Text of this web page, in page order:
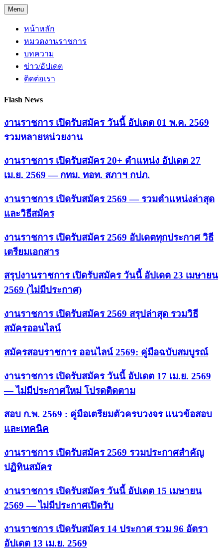
Skip
to
content
Menu
หน้าหลัก
หมวดงานราชการ
บทความ
ข่าว/อัปเดต
ติดต่อเรา
Flash News
งานราชการ เปิดรับสมัคร วันนี้ อัปเดต 01 พ.ค. 2569
รวมหลายหน่วยงาน
งานราชการ เปิดรับสมัคร 20+ ตำแหน่ง อัปเดต 27
เม.ย. 2569 — กทม. ทอท. สภาฯ กปภ.
งานราชการ เปิดรับสมัคร 2569 — รวมตำแหน่งล่าสุด
และวิธีสมัคร
งานราชการ เปิดรับสมัคร 2569 อัปเดตทุกประกาศ วิธี
เตรียมเอกสาร
สรุปงานราชการ เปิดรับสมัคร วันนี้ อัปเดต 23 เมษายน
2569 (ไม่มีประกาศ)
งานราชการ เปิดรับสมัคร 2569 สรุปล่าสุด รวมวิธี
สมัครออนไลน์
สมัครสอบราชการ ออนไลน์ 2569: คู่มือฉบับสมบูรณ์
งานราชการ เปิดรับสมัคร วันนี้ อัปเดต 17 เม.ย. 2569
— ไม่มีประกาศใหม่ โปรดติดตาม
สอบ ก.พ. 2569 : คู่มือเตรียมตัวครบวงจร แนวข้อสอบ
และเทคนิค
งานราชการ เปิดรับสมัคร 2569 รวมประกาศสำคัญ
ปฏิทินสมัคร
งานราชการ เปิดรับสมัคร วันนี้ อัปเดต 15 เมษายน
2569 — ไม่มีประกาศเปิดรับ
งานราชการ เปิดรับสมัคร 14 ประกาศ รวม 96 อัตรา
อัปเดต 13 เม.ย. 2569